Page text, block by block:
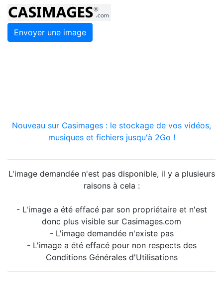
Envoyer une image
Nouveau sur Casimages : le stockage de vos vidéos,
musiques et fichiers jusqu'à 2Go !
L'image demandée n'est pas disponible, il y a plusieurs
raisons à cela :
- L'image a été effacé par son propriétaire et n'est
donc plus visible sur Casimages.com
- L'image demandée n'existe pas
- L'image a été effacé pour non respects des
Conditions Générales d'Utilisations